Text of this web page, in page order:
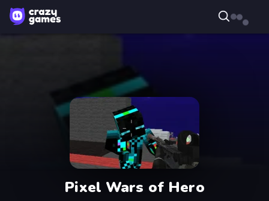
Pixel Wars of Hero